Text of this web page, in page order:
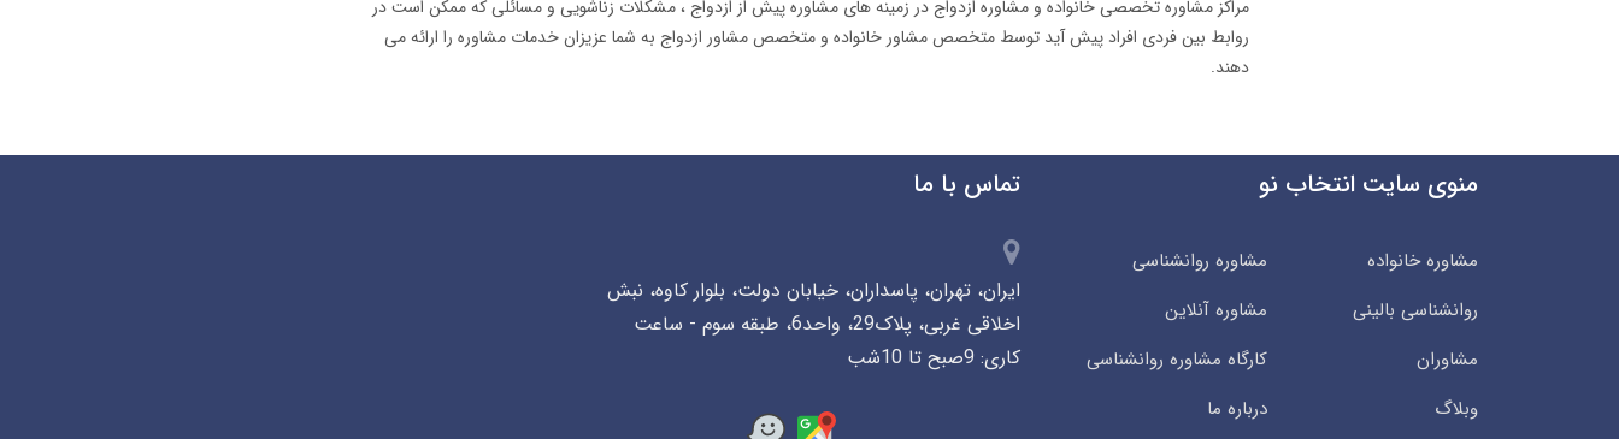
مراکز مشاوره تخصصی خانواده و مشاوره ازدواج در زمینه های مشاوره پیش از ازدواج ، مشکلات زناشویی و مسائلی که ممکن است در
روابط بین فردی افراد پیش آید توسط متخصص مشاور خانواده و متخصص مشاور ازدواج به شما عزیزان خدمات مشاوره را ارائه می
دهند.
منوی سایت انتخاب نو
مشاوره خانواده
مشاوره روانشناسی
روانشناسی بالینی
مشاوره آنلاین
مشاوران
کارگاه مشاوره روانشناسی
وبلاگ
درباره ما
تماس با ما
ایران، تهران، پاسداران، خیابان دولت، بلوار کاوه، نبش
اخلاقی غربی، پلاک29، واحد6، طبقه سوم - ساعت
کاری: 9صبح تا 10شب